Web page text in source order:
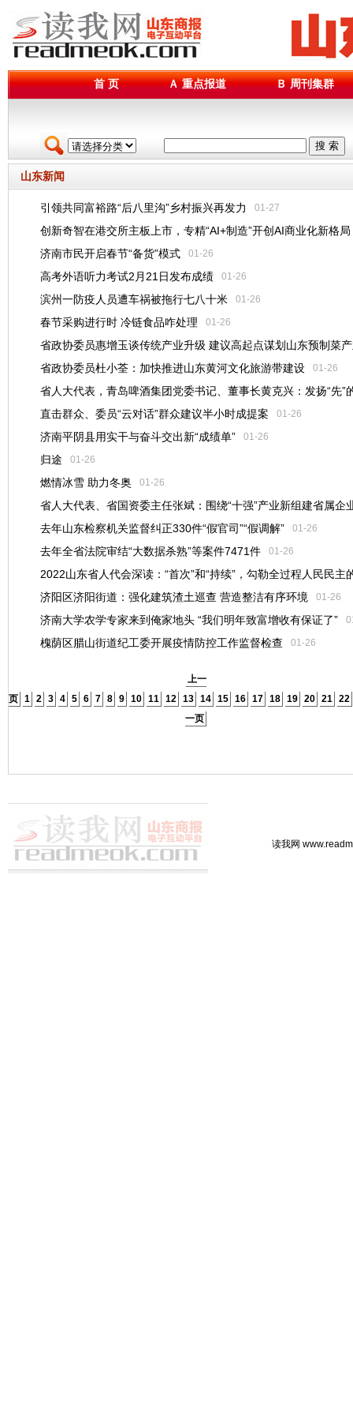
首 页 Ａ 重点报道 Ｂ 周刊集群
搜 索
山东新闻
引领共同富裕路“后八里沟”乡村振兴再发力 01-27
创新奇智在港交所主板上市，专精“AI+制造”开创AI商业化新格局
01-27
济南市民开启春节“备货”模式 01-26
高考外语听力考试2月21日发布成绩 01-26
滨州一防疫人员遭车祸被拖行七八十米 01-26
春节采购进行时 冷链食品咋处理 01-26
省政协委员惠增玉谈传统产业升级 建议高起点谋划山东预制菜
群
01-26
省政协委员杜小荃：加快推进山东黄河文化旅游带建设 01-26
省人大代表，青岛啤酒集团党委书记、董事长黄克兴：发扬“先”
神，做好“进”的文章
01-26
直击群众、委员“云对话”群众建议半小时成提案 01-26
济南平阴县用实干与奋斗交出新“成绩单” 01-26
归途 01-26
燃情冰雪 助力冬奥 01-26
省人大代表、省国资委主任张斌：围绕“十强”产业新组建省属企
01-26
去年山东检察机关监督纠正330件“假官司”“假调解” 01-26
去年全省法院审结“大数据杀熟”等案件7471件 01-26
2022山东省人代会深读：“首次”和“持续”，勾勒全过程人民民主
实践
01-26
济阳区济阳街道：强化建筑渣土巡查 营造整洁有序环境 01-26
济南大学农学专家来到俺家地头 “我们明年致富增收有保证了”
槐荫区腊山街道纪工委开展疫情防控工作监督检查 01-26
上一
页 1 2 3 4 5 6 7 8 9 10 11 12 13 14 15 16 17 18 19 20 21 22
一页
读我网